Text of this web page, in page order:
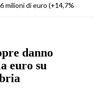
milioni di euro (+14,7%
danno
euro su